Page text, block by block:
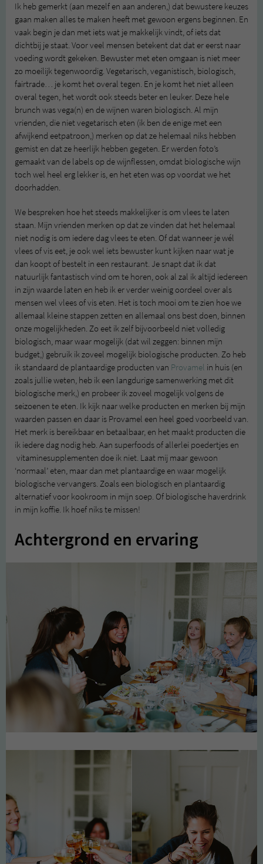
Ik heb gemerkt (aan mezelf en aan anderen,) dat bewustere keuzes
gaan maken alles te maken heeft met gewoon ergens beginnen. En
vaak begin je dan met iets wat je makkelijk vindt, of iets dat
dichtbij je staat. Voor veel mensen betekent dat dat er eerst naar
voeding wordt gekeken. Bewuster met eten omgaan is niet meer
zo moeilijk tegenwoordig. Vegetarisch, veganistisch, biologisch,
fairtrade… je komt het overal tegen. En je komt het niet alleen
overal tegen, het wordt ook steeds beter en leuker. Deze hele
brunch was vega(n) en de wijnen waren biologisch. Al mijn
vrienden, die niet vegetarisch eten (ik ben de enige met een
afwijkend eetpatroon,) merken op dat ze helemaal niks hebben
gemist en dat ze heerlijk hebben gegeten. Er werden foto’s
gemaakt van de labels op de wijnflessen, omdat biologische wijn
toch wel heel erg lekker is, en het eten was op voordat we het
doorhadden.
We bespreken hoe het steeds makkelijker is om vlees te laten
staan. Mijn vrienden merken op dat ze vinden dat het helemaal
niet nodig is om iedere dag vlees te eten. Of dat wanneer je wél
vlees of vis eet, je ook wel iets bewuster kunt kijken naar wat je
dan koopt of bestelt in een restaurant. Je snapt dat ik dat
natuurlijk fantastisch vind om te horen, ook al zal ik altijd iedereen
in zijn waarde laten en heb ik er verder weinig oordeel over als
mensen wel vlees of vis eten. Het is toch mooi om te zien hoe we
allemaal kleine stappen zetten en allemaal ons best doen, binnen
onze mogelijkheden. Zo eet ik zelf bijvoorbeeld niet volledig
biologisch, maar waar mogelijk (dat wil zeggen: binnen mijn
budget,) gebruik ik zoveel mogelijk biologische producten. Zo heb
ik standaard de plantaardige producten van Provamel in huis (en
zoals jullie weten, heb ik een langdurige samenwerking met dit
biologische merk,) en probeer ik zoveel mogelijk volgens de
seizoenen te eten. Ik kijk naar welke producten en merken bij mijn
waarden passen en daar is Provamel een heel goed voorbeeld van.
Het merk is bereikbaar en betaalbaar, en het maakt producten die
ik iedere dag nodig heb. Aan superfoods of allerlei poedertjes en
vitaminesupplementen doe ik niet. Laat mij maar gewoon
‘normaal’ eten, maar dan met plantaardige en waar mogelijk
biologische vervangers. Zoals een biologisch en plantaardig
alternatief voor kookroom in mijn soep. Of biologische haverdrink
in mijn koffie. Ik hoef niks te missen!
Achtergrond en ervaring